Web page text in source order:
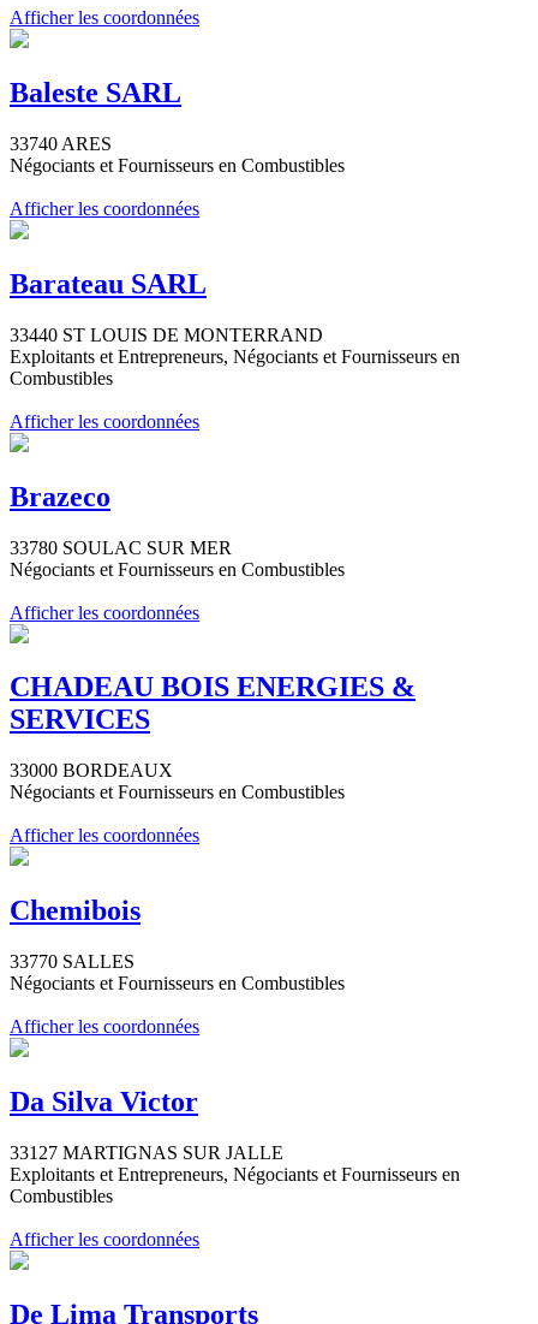
Afficher les coordonnées
Baleste SARL
33740 ARES
Négociants et Fournisseurs en Combustibles
Afficher les coordonnées
Barateau SARL
33440 ST LOUIS DE MONTERRAND
Exploitants et Entrepreneurs, Négociants et Fournisseurs en
Combustibles
Afficher les coordonnées
Brazeco
33780 SOULAC SUR MER
Négociants et Fournisseurs en Combustibles
Afficher les coordonnées
CHADEAU BOIS ENERGIES &
SERVICES
33000 BORDEAUX
Négociants et Fournisseurs en Combustibles
Afficher les coordonnées
Chemibois
33770 SALLES
Négociants et Fournisseurs en Combustibles
Afficher les coordonnées
Da Silva Victor
33127 MARTIGNAS SUR JALLE
Exploitants et Entrepreneurs, Négociants et Fournisseurs en
Combustibles
Afficher les coordonnées
De Lima Transports